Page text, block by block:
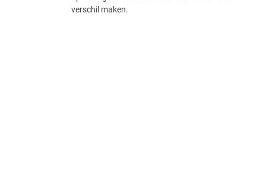
verschil maken.